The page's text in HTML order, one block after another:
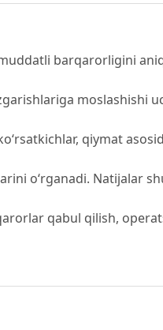
barqarorligini
moslashishi
qiymat
o‘rganadi. Natijalar
qabul qilish,